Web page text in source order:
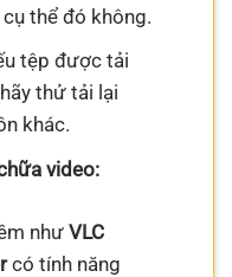
thể đó không.
tệp được tải
thử tải lại
khác.
video:
như VLC
có tính năng